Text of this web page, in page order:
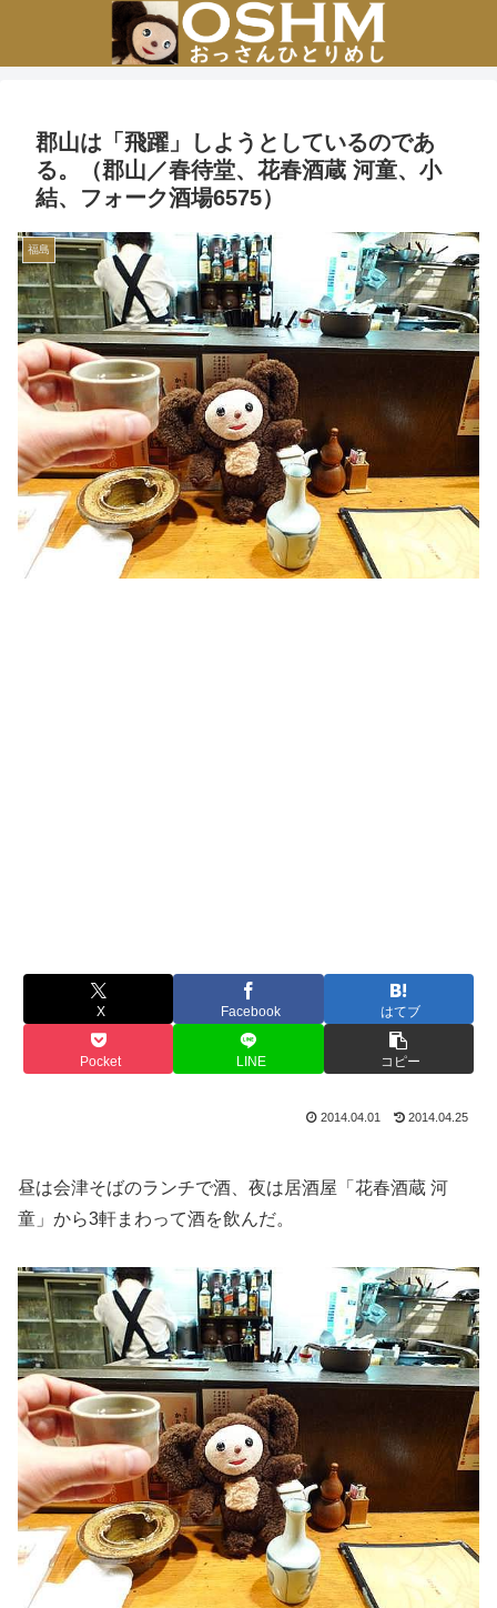
郡山は「飛躍」しようとしているのであ
る。（郡山／春待堂、花春酒蔵 河童、小
結、フォーク酒場6575）
福島
X Facebook はてブ
Pocket LINE コピー
2014.04.01 2014.04.25
昼は会津そばのランチで酒、夜は居酒屋「花春酒蔵 河
童」から3軒まわって酒を飲んだ。